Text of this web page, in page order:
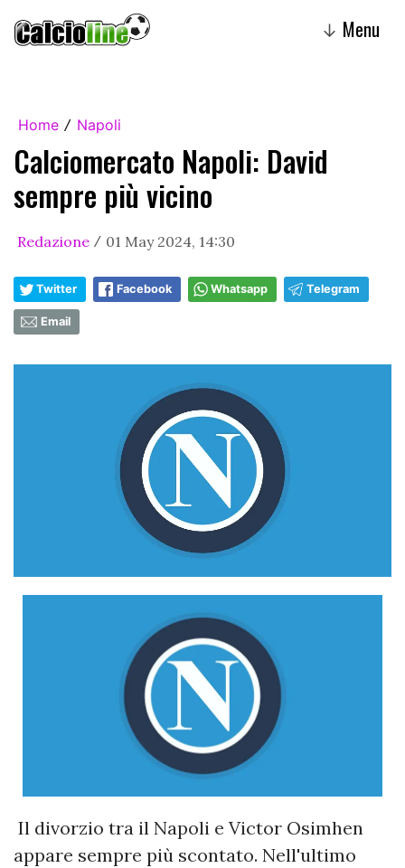
↓ Menu
Home / Napoli
Calciomercato Napoli: David
sempre più vicino
Redazione / 01 May 2024, 14:30
Twitter Facebook Whatsapp Telegram
Email
Il divorzio tra il Napoli e Victor Osimhen
appare sempre più scontato. Nell'ultimo